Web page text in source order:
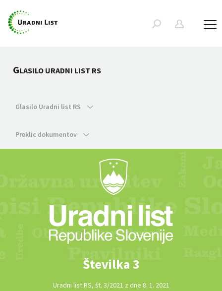
GLASILO URADNI LIST RS
Glasilo Uradni list RS
Preklic dokumentov
Številka 3
Uradni list RS, št. 3/2021 z dne 8. 1. 2021